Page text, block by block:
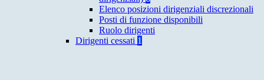
Elenco posizioni dirigenziali discrezionali
Posti di funzione disponibili
Ruolo dirigenti
Dirigenti cessati 1